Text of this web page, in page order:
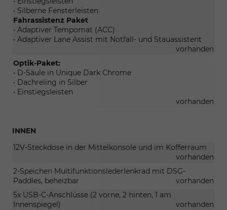
• Silberne Fensterleisten
Fahrassistenz Paket
• Adaptiver Tempomat (ACC)
• Adaptiver Lane Assist mit Notfall- und Stauassistent
vorhanden
Optik-Paket:
• D-Säule in Unique Dark Chrome
• Dachreling in Silber
• Einstiegsleisten
vorhanden
INNEN
12V-Steckdose in der Mittelkonsole und im Kofferraum
vorhanden
2-Speichen Multifunktionslederlenkrad mit DSG-
Paddles, beheizbar
vorhanden
5x USB-C-Anschlüsse (2 vorne, 2 hinten, 1 am
Innenspiegel)
vorhanden